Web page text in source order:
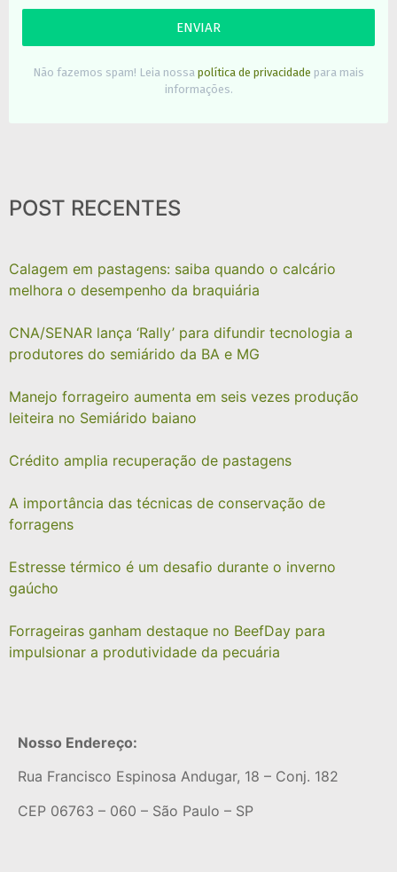
Não fazemos spam! Leia nossa política de privacidade para mais
informações.
POST RECENTES
Calagem em pastagens: saiba quando o calcário
melhora o desempenho da braquiária
CNA/SENAR lança ‘Rally’ para difundir tecnologia a
produtores do semiárido da BA e MG
Manejo forrageiro aumenta em seis vezes produção
leiteira no Semiárido baiano
Crédito amplia recuperação de pastagens
A importância das técnicas de conservação de
forragens
Estresse térmico é um desafio durante o inverno
gaúcho
Forrageiras ganham destaque no BeefDay para
impulsionar a produtividade da pecuária
Nosso Endereço:
Rua Francisco Espinosa Andugar, 18 – Conj. 182
CEP 06763 – 060 – São Paulo – SP